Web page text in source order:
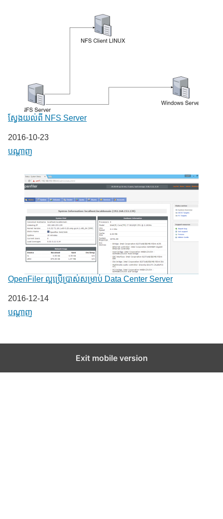
ស្វែងយល់ពី NFS Server
Date
2016-10-23
In relation to
បណ្តាញ
OpenFiler ល្អប្រើប្រាស់សម្រាប់ Data Center Server
Date
2016-12-14
In relation to
បណ្តាញ
Exit mobile version